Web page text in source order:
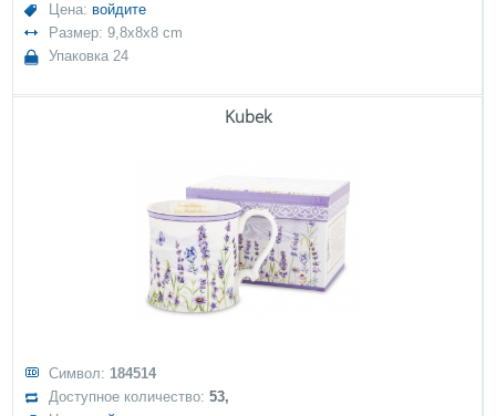
Цена: войдите
Размер: 9,8x8x8 cm
Упаковка 24
Kubek
Символ: 184514
Доступное количество:53,